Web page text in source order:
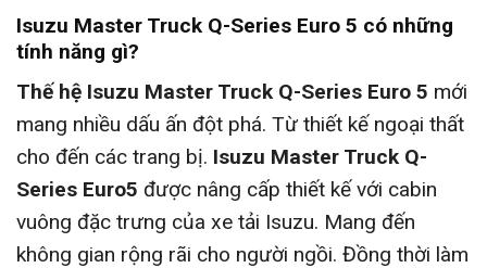
Isuzu Master Truck Q-Series Euro 5 có những
tính năng gì?
Thế hệ Isuzu Master Truck Q-Series Euro 5 mới
mang nhiều dấu ấn đột phá. Từ thiết kế ngoại thất
cho đến các trang bị. Isuzu Master Truck Q-
Series Euro5 được nâng cấp thiết kế với cabin
vuông đặc trưng của xe tải Isuzu. Mang đến
không gian rộng rãi cho người ngồi. Đồng thời làm